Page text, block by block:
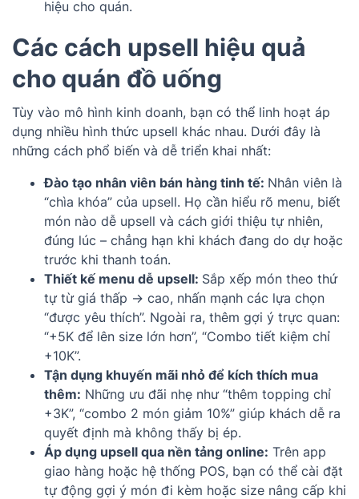
hiệu cho quán.
Các cách upsell hiệu quả
cho quán đồ uống
Tùy vào mô hình kinh doanh, bạn có thể linh hoạt áp
dụng nhiều hình thức upsell khác nhau. Dưới đây là
những cách phổ biến và dễ triển khai nhất:
Đào tạo nhân viên bán hàng tinh tế: Nhân viên là
“chìa khóa” của upsell. Họ cần hiểu rõ menu, biết
món nào dễ upsell và cách giới thiệu tự nhiên,
đúng lúc – chẳng hạn khi khách đang do dự hoặc
trước khi thanh toán.
Thiết kế menu dễ upsell: Sắp xếp món theo thứ
tự từ giá thấp → cao, nhấn mạnh các lựa chọn
“được yêu thích”. Ngoài ra, thêm gợi ý trực quan:
“+5K để lên size lớn hơn”, “Combo tiết kiệm chỉ
+10K”.
Tận dụng khuyến mãi nhỏ để kích thích mua
thêm: Những ưu đãi nhẹ như “thêm topping chỉ
+3K”, “combo 2 món giảm 10%” giúp khách dễ ra
quyết định mà không thấy bị ép.
Áp dụng upsell qua nền tảng online: Trên app
giao hàng hoặc hệ thống POS, bạn có thể cài đặt
tự động gợi ý món đi kèm hoặc size nâng cấp khi